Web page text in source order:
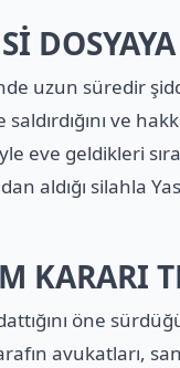
uzun süredir
ve
eve geldikleri
aldığı silahla
KARARI
öne
avukatları,